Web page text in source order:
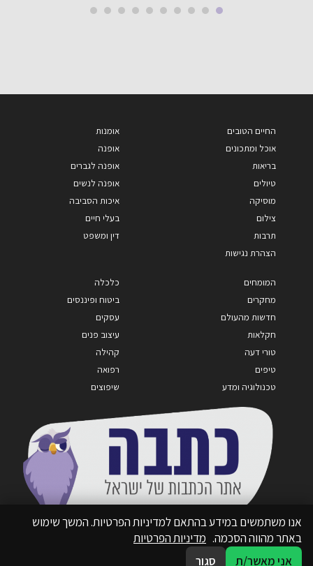
החיים הטובים
אוכל ומתכונים
בריאות
טיולים
מוסיקה
צילום
תרבות
הצהרת נגישות
אומנות
אופנה
אופנה לגברים
אופנה לנשים
איכות הסביבה
בעלי חיים
דין ומשפט
המומחים
מחקרים
חדשות מהעולם
חקלאות
טורי דעה
טיפים
טכנולוגיה ומדע
כלכלה
ביטוח ופיננסים
עסקים
עיצוב פנים
קהילה
רפואה
שיפוצים
אנו משתמשים במידע בהתאם למדיניות הפרטיות. המשך שימוש
באתר מהווה הסכמה. מדיניות הפרטיות
אני מאשר/ת
סגור